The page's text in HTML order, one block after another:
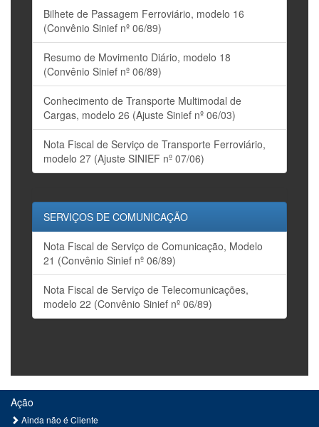
Bilhete de Passagem Ferroviário, modelo 16
(Convênio Sinief nº 06/89)
Resumo de Movimento Diário, modelo 18
(Convênio Sinief nº 06/89)
Conhecimento de Transporte Multimodal de
Cargas, modelo 26 (Ajuste Sinief nº 06/03)
Nota Fiscal de Serviço de Transporte Ferroviário,
modelo 27 (Ajuste SINIEF nº 07/06)
SERVIÇOS DE COMUNICAÇÃO
Nota Fiscal de Serviço de Comunicação, Modelo
21 (Convênio Sinief nº 06/89)
Nota Fiscal de Serviço de Telecomunicações,
modelo 22 (Convênio Sinief nº 06/89)
Ação
Ainda não é Cliente